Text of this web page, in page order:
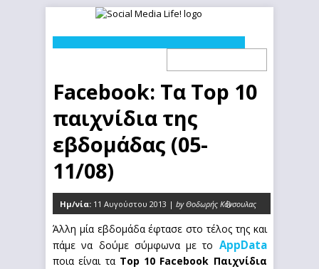
Facebook: Τα Top 10
παιχνίδια της
εβδομάδας (05-
11/08)
Ημ/νία: 11 Αυγούστου 2013 | by Θοδωρής Κόνσουλας
0
Άλλη μία εβδομάδα έφτασε στο τέλος της και
πάμε να δούμε σύμφωνα με το AppData
ποια είναι τα Top 10 Facebook Παιχνίδια